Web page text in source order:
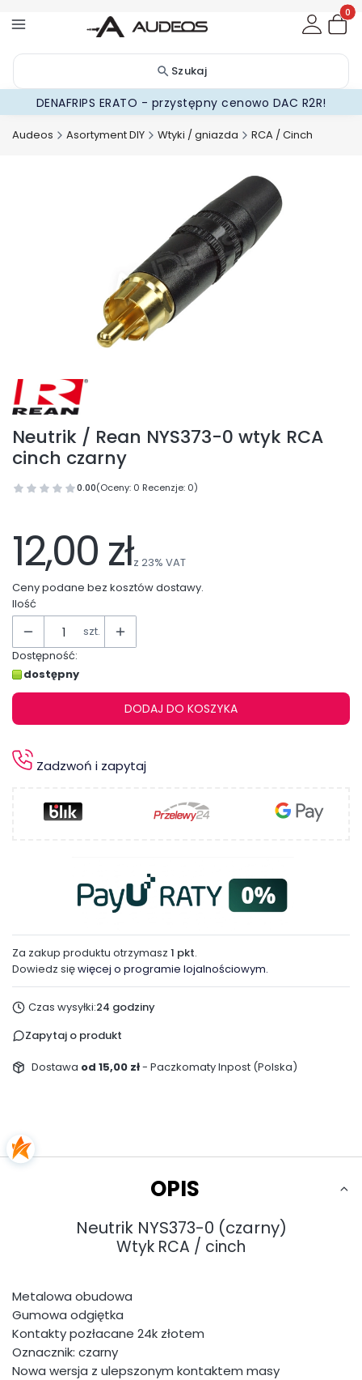
Szukaj
DENAFRIPS ERATO - przystępny cenowo DAC R2R!
Audeos Asortyment DIY Wtyki / gniazda RCA / Cinch
Neutrik / Rean NYS373-0 wtyk RCA
cinch czarny
0.00(Oceny: 0 Recenzje: 0)
Przejdź do sekcji Opinie
12,00 złz 23% VAT
Ceny podane bez kosztów dostawy.
Ilość
szt.
Dostępność:
dostępny
DODAJ DO KOSZYKA
Zadzwoń i zapytaj
Za zakup produktu otrzymasz 1 pkt.
Dowiedz sięwięcej o programie lojalnościowym.
Czas wysyłki:24 godziny
Zapytaj o produkt
Dostawa od 15,00 zł- Paczkomaty Inpost (Polska)
OPIS
Neutrik NYS373-0 (czarny)
Wtyk RCA / cinch
Metalowa obudowa
Gumowa odgiętka
Kontakty pozłacane 24k złotem
Oznacznik: czarny
Nowa wersja z ulepszonym kontaktem masy